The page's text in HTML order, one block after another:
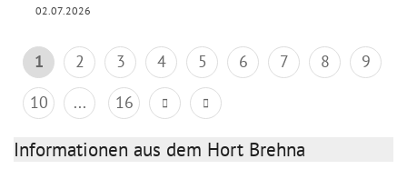
02.07.2026
1 2 3 4 5 6 7 8
9
10
... 16
Informationen aus dem Hort Brehna